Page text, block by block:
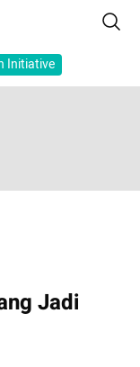
Initiative
Jadi